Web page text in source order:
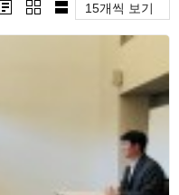
15개씩 보기